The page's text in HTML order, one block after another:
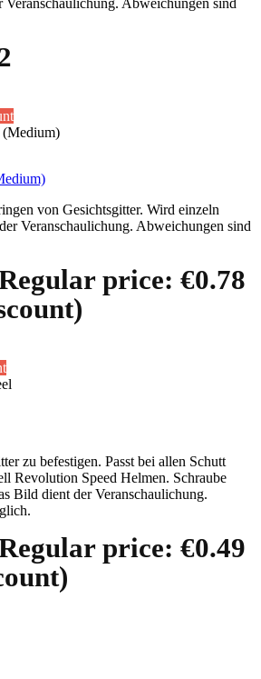
Abweichungen sind
von Gesichtsgitter. Wird einzeln
Veranschaulichung. Abweichungen sind
price: €0.78
zu befestigen. Passt bei allen Schutt
Revolution Speed Helmen. Schraube
Bild dient der Veranschaulichung.
price: €0.49